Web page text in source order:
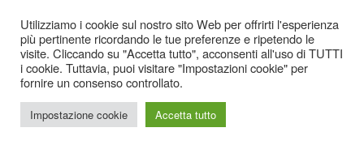
Email:info@decorcolori.com
2026 © Decor Colori - All Rights Reserved.
Utilizziamo i cookie sul nostro sito Web per offrirti l'esperienza
più pertinente ricordando le tue preferenze e ripetendo le
visite. Cliccando su "Accetta tutto", acconsenti all'uso di TUTTI
i cookie. Tuttavia, puoi visitare "Impostazioni cookie" per
fornire un consenso controllato.
Impostazione cookie Accetta tutto